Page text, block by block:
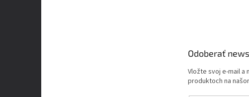
Odoberať
Vložte svoj e-mail a
produktoch na